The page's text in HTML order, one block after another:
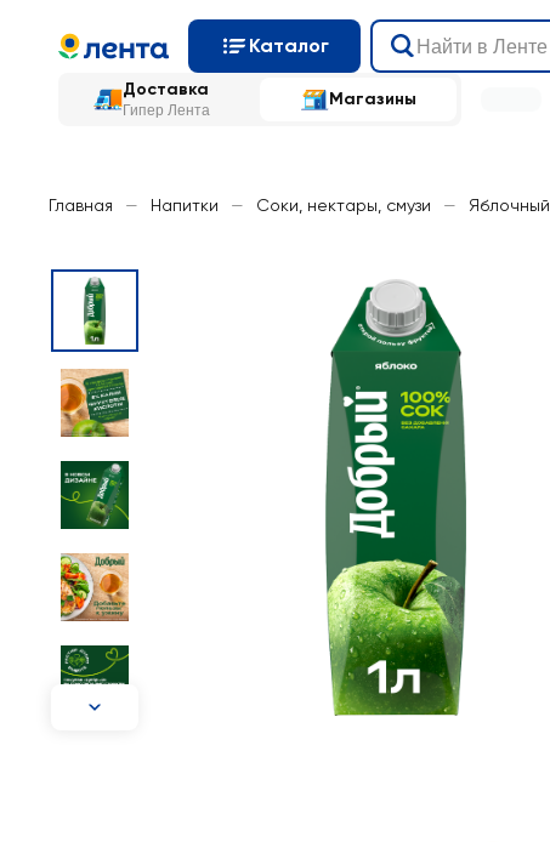
Каталог
Доставка
Гипер Лента
Магазины
Главная — Напитки — Соки, нектары, смузи — Яблочный